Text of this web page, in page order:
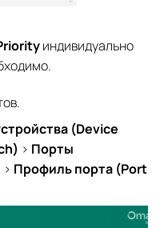
индивидуально
(Device
> Порты
> Профиль порта (Port